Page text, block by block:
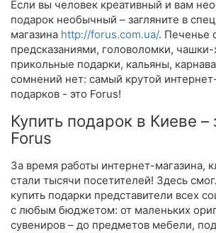
Если вы человек креативный и вам
подарок необычный – загляните в
магазина http://forus.com.ua/. Печенье
предсказаниями, головоломки,
прикольные подарки, кальяны,
сомнений нет: самый крутой
подарков - это Forus!
Купить подарок в Киеве –
Forus
За время работы интернет-магазина,
стали тысячи посетителей! Здесь
купить подарки представители всех
с любым бюджетом: от маленьких
сувениров – до предметов мебели,